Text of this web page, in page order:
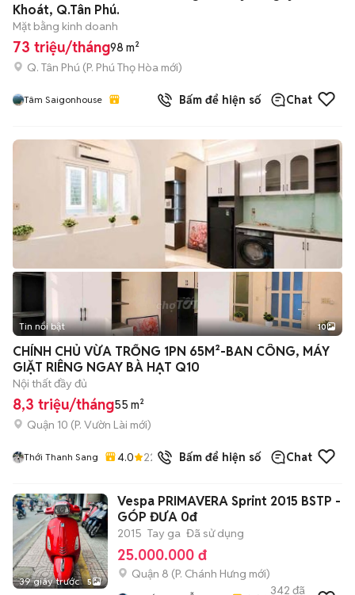
Khoát, Q.Tân Phú.
Mặt bằng kinh doanh
73 triệu/tháng98 m²
Q. Tân Phú (P. Phú Thọ Hòa mới)
Tâm Saigonhouse Bấm để hiện số Chat
+2
Tin nổi bật 10
CHÍNH CHỦ VỪA TRỐNG 1PN 65M²-BAN CÔNG, MÁY
GIẶT RIÊNG NGAY BÀ HẠT Q10
Nội thất đầy đủ
8,3 triệu/tháng55 m²
Quận 10 (P. Vườn Lài mới)
Thới Thanh Sang 4.0 22 đã bánBấm để hiện số Chat
39 giây trước 5
Vespa PRIMAVERA Sprint 2015 BSTP -
GÓP ĐƯA 0đ
2015 Tay ga Đã sử dụng
25.000.000 đ
Quận 8 (P. Chánh Hưng mới)
342 đã